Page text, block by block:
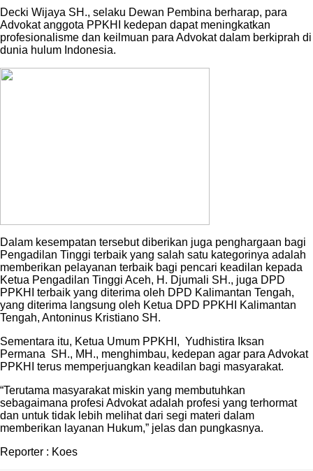
Decki Wijaya SH., selaku Dewan Pembina berharap, para
Advokat anggota PPKHI kedepan dapat meningkatkan
profesionalisme dan keilmuan para Advokat dalam berkiprah di
dunia hulum Indonesia.
Dalam kesempatan tersebut diberikan juga penghargaan bagi
Pengadilan Tinggi terbaik yang salah satu kategorinya adalah
memberikan pelayanan terbaik bagi pencari keadilan kepada
Ketua Pengadilan Tinggi Aceh, H. Djumali SH., juga DPD
PPKHI terbaik yang diterima oleh DPD Kalimantan Tengah,
yang diterima langsung oleh Ketua DPD PPKHI Kalimantan
Tengah, Antoninus Kristiano SH.
Sementara itu, Ketua Umum PPKHI, Yudhistira Iksan
Permana SH., MH., menghimbau, kedepan agar para Advokat
PPKHI terus memperjuangkan keadilan bagi masyarakat.
“Terutama masyarakat miskin yang membutuhkan
sebagaimana profesi Advokat adalah profesi yang terhormat
dan untuk tidak lebih melihat dari segi materi dalam
memberikan layanan Hukum,” jelas dan pungkasnya.
Reporter : Koes